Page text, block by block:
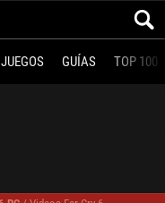
JUEGOS GUÍAS TOP 100